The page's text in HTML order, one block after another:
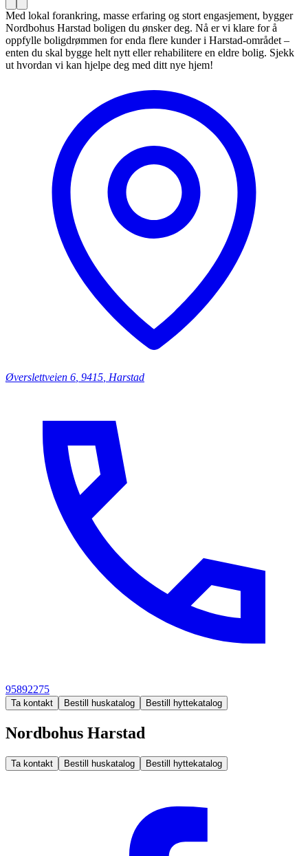
Med lokal forankring, masse erfaring og stort engasjement, bygger
Nordbohus Harstad boligen du ønsker deg. Nå er vi klare for å
oppfylle boligdrømmen for enda flere kunder i Harstad-området –
enten du skal bygge helt nytt eller rehabilitere en eldre bolig. Sjekk
ut hvordan vi kan hjelpe deg med ditt nye hjem!
Øverslettveien 6 9415 Harstad
95892275
Ta kontakt Bestill huskatalog Bestill hyttekatalog
Nordbohus Harstad
Ta kontakt Bestill huskatalog Bestill hyttekatalog